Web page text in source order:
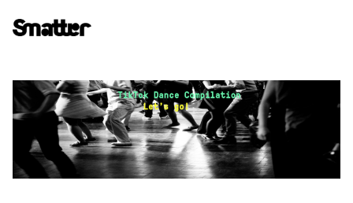
till
innehåll